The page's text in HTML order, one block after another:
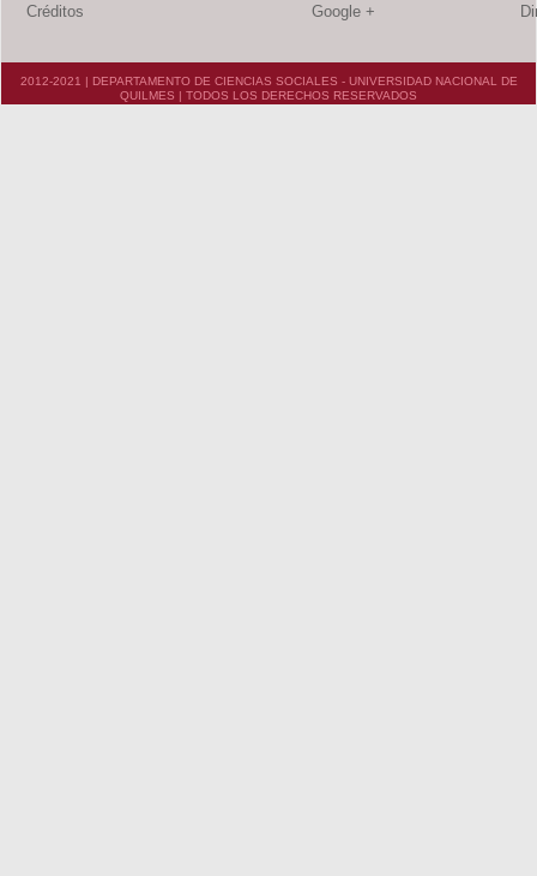
Créditos
Google +
2012-2021 | DEPARTAMENTO DE CIENCIAS SOCIALES - UNIVERSIDAD NACIONAL DE
QUILMES | TODOS LOS DERECHOS RESERVADOS